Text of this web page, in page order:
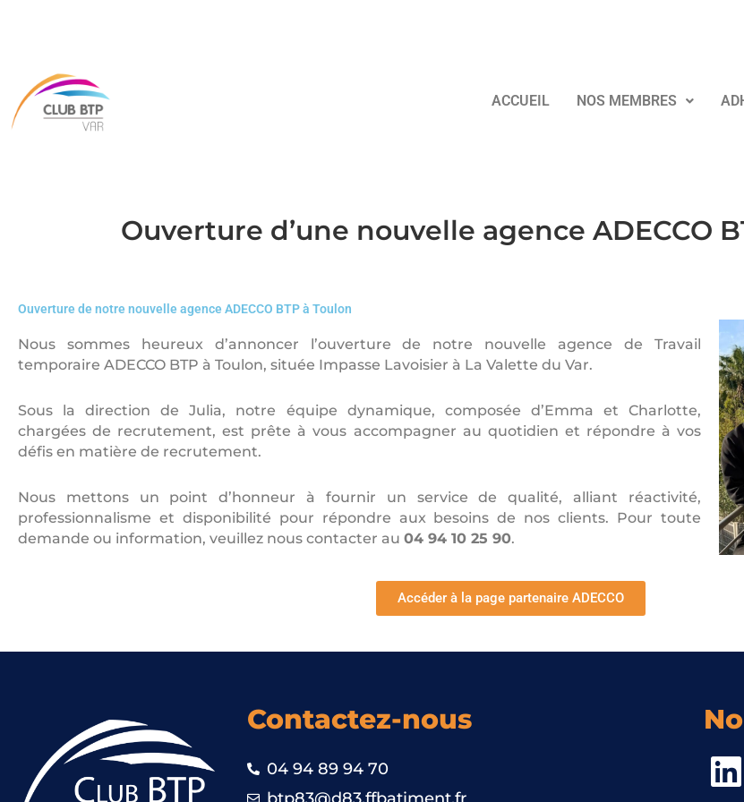
ACCUEIL NOS MEMBRES
Ouverture d’une nouvelle agence ADECCO
Ouverture de notre nouvelle agence ADECCO BTP à Toulon
Nous sommes heureux d’annoncer l’ouverture de notre nouvelle agence de Travail
temporaire ADECCO BTP à Toulon, située Impasse Lavoisier à La Valette du Var.
Sous la direction de Julia, notre équipe dynamique, composée d’Emma et Charlotte,
chargées de recrutement, est prête à vous accompagner au quotidien et répondre à vos
défis en matière de recrutement.
Nous mettons un point d’honneur à fournir un service de qualité, alliant réactivité,
professionnalisme et disponibilité pour répondre aux besoins de nos clients. Pour toute
demande ou information, veuillez nous contacter au 04 94 10 25 90.
Accéder à la page partenaire ADECCO
Contactez-nous
04 94 89 94 70